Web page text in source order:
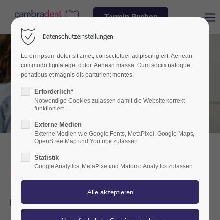
Login
Passwort
Termin Buchen
Impressum
Pflichtangaben gemäß §6 TDG:
Datenschutzeinstellungen
Lorem ipsum dolor sit amet, consectetuer adipiscing elit. Aenean
commodo ligula eget dolor. Aenean massa. Cum sociis natoque
penatibus et magnis dis parturient montes.
Erforderlich*
Notwendige Cookies zulassen damit die Website korrekt
funktioniert
Externe Medien
Externe Medien wie Google Fonts, MetaPixel, Google Maps,
OpenStreetMap und Youtube zulassen
Statistik
Google Analytics, MetaPixe und Matomo Analytics zulassen